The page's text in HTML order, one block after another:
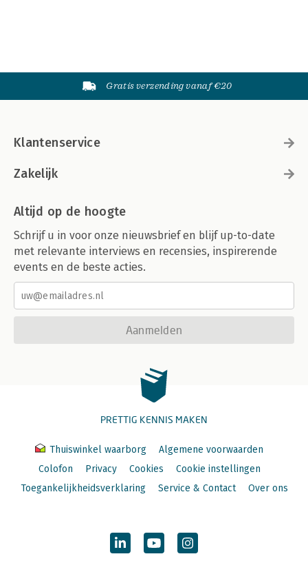
Gratis verzending vanaf €20
Klantenservice
Zakelijk
Altijd op de hoogte
Schrijf u in voor onze nieuwsbrief en blijf up-to-date
met relevante interviews en recensies, inspirerende
events en de beste acties.
Aanmelden
PRETTIG KENNIS MAKEN
Thuiswinkel waarborg
Algemene voorwaarden
Colofon
Privacy Cookies
Cookie instellingen
Toegankelijkheidsverklaring
Service & Contact Over ons